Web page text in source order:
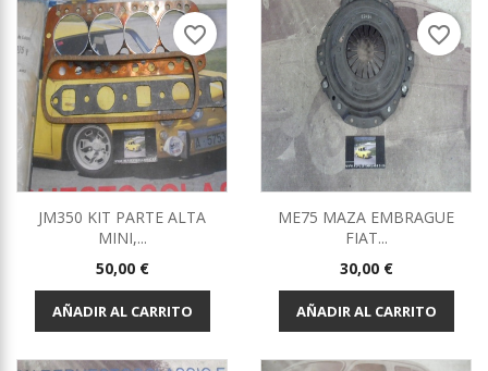
JM350 KIT PARTE ALTA
MINI,...
Precio
50,00 €
AÑADIR AL CARRITO
favorite_border
ME75 MAZA EMBRAGUE
FIAT...
Precio
30,00 €
AÑADIR AL CARRITO
favorite_border